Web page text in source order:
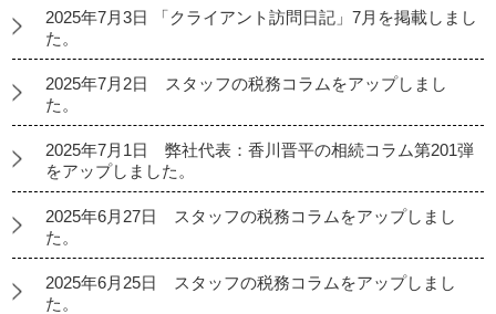
2025年7月3日 「クライアント訪問日記」7月を掲載しまし
た。
2025年7月2日 スタッフの税務コラムをアップしまし
た。
2025年7月1日 弊社代表：香川晋平の相続コラム第201弾
をアップしました。
2025年6月27日 スタッフの税務コラムをアップしまし
た。
2025年6月25日 スタッフの税務コラムをアップしまし
た。